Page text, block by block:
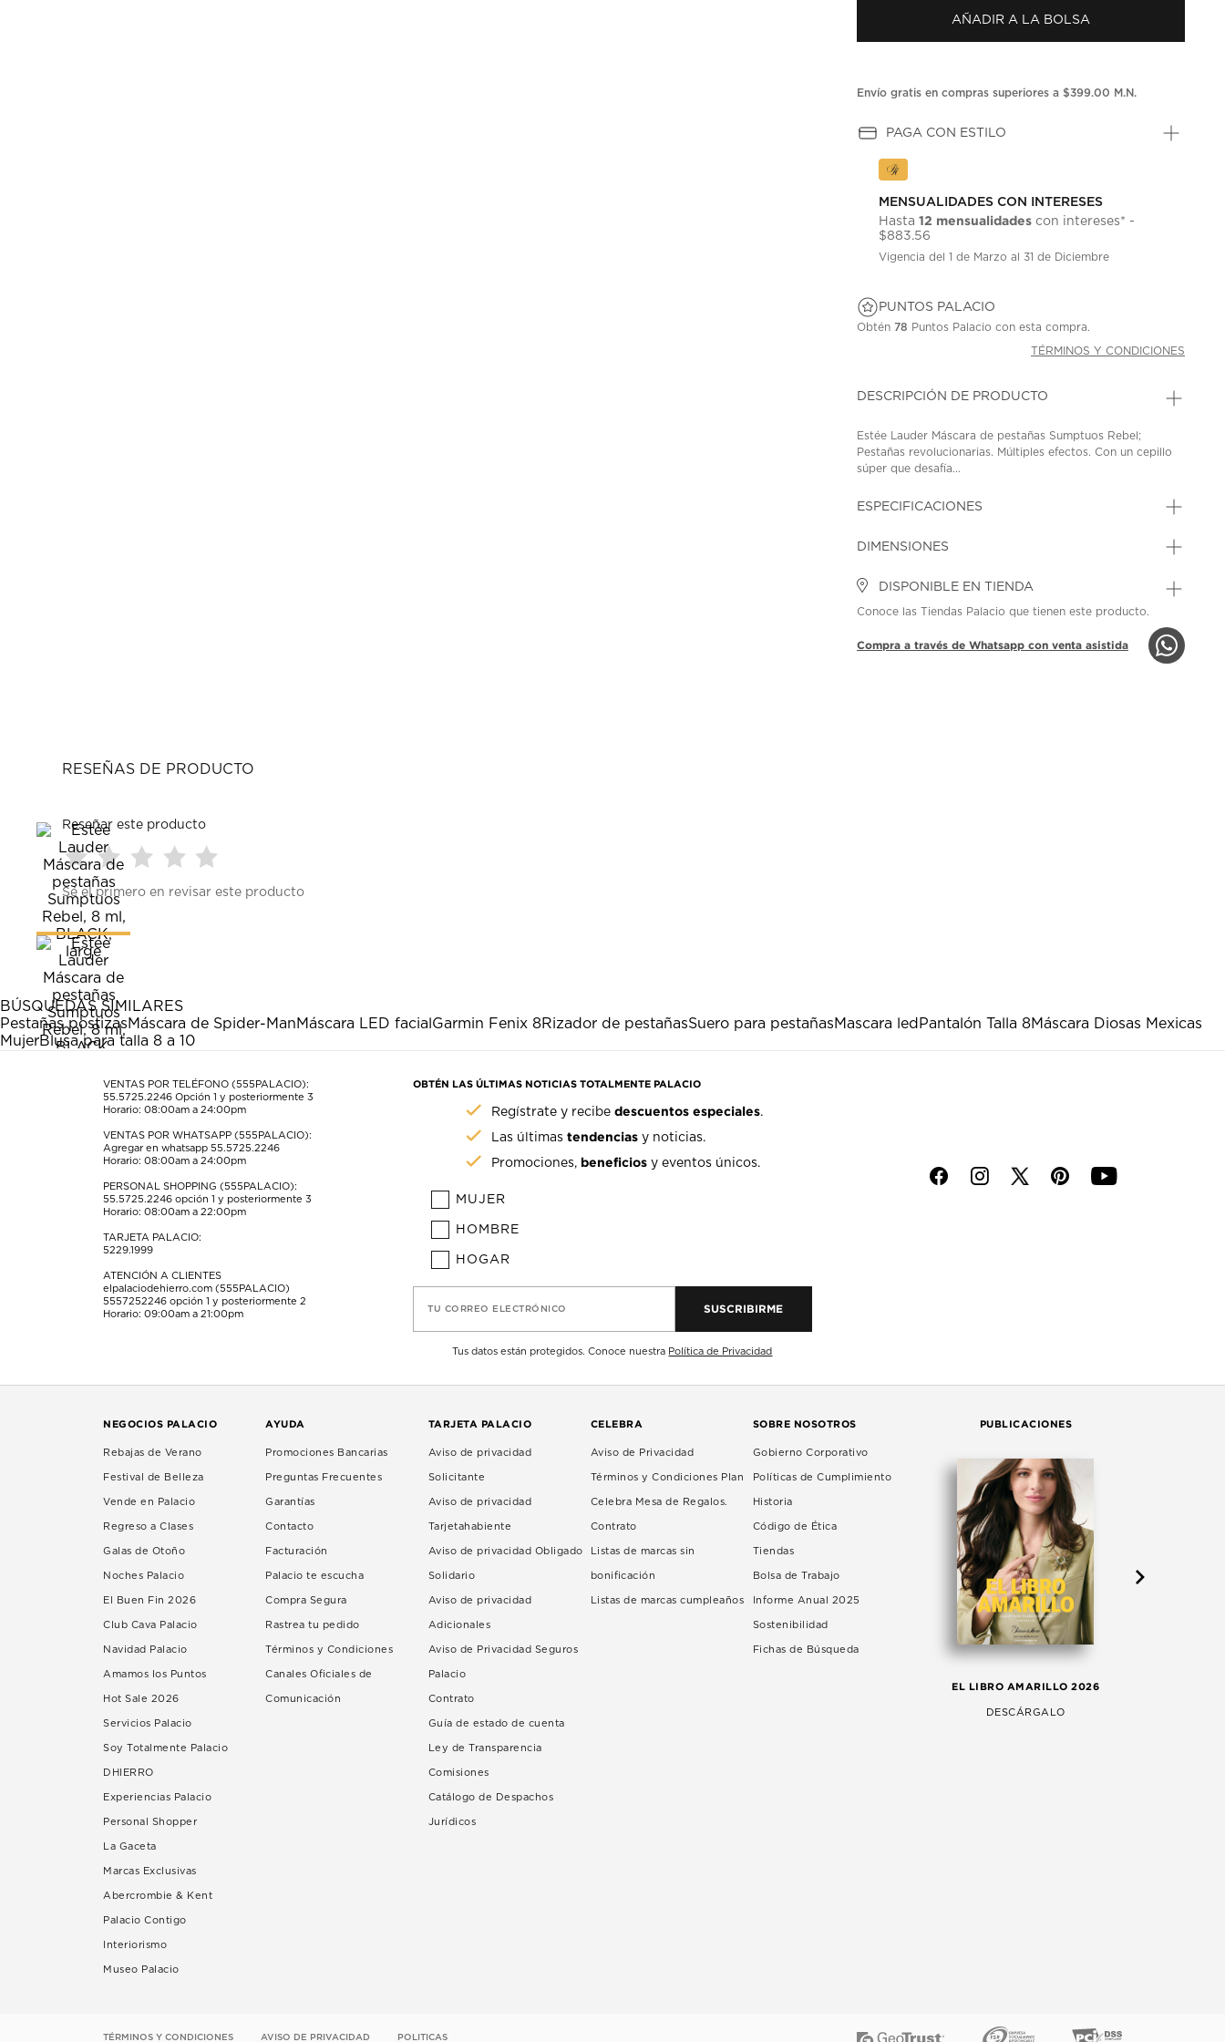
la
página.
AÑADIR A LA BOLSA
Envío gratis en compras superiores a $399.00 M.N.
PAGA CON ESTILO
MENSUALIDADES CON INTERESES
Hasta12 mensualidades con intereses* -
$883.56
Vigencia del 1 de Marzo al 31 de Diciembre
PUNTOS PALACIO
Obtén78 Puntos Palacio con esta compra.
TÉRMINOS Y CONDICIONES
DESCRIPCIÓN DE PRODUCTO
Estée Lauder Máscara de pestañas Sumptuos Rebel;
Pestañas revolucionarias. Múltiples efectos. Con un cepillo
súper que desafía...
ESPECIFICACIONES
DIMENSIONES
DISPONIBLE EN TIENDA
Conoce las Tiendas Palacio que tienen este producto.
Compra a través de Whatsapp con venta asistida
RESEÑAS DE PRODUCTO
Reseñar este producto
Seleccionar
para
calificar
el
artículo
con
1
estrella
Esta
acción
abrirá
formulario
Seleccionar
para
calificar
el
artículo
con
2
estrellas.
Esta
acción
abrirá
formulario
de
para
el
estrellas.
Esta
acción
abrirá
formulario
de
para
estrellas.
Esta
acción
abrirá
formulario
de
para
Esta
acción
formulario
de
envío.
Sé el primero en revisar este producto
BÚSQUEDAS SIMILARES
Pestañas postizasMáscara de Spider-ManMáscara LED facial Garmin Fenix 8Rizador de pestañasSuero para pestañasMascara led Pantalón Talla 8Máscara Diosas Mexicas
MujerBlusa para talla 8 a 10
VENTAS POR TELÉFONO (555PALACIO):
55.5725.2246 Opción 1 y posteriormente 3
Horario: 08:00am a 24:00pm
VENTAS POR WHATSAPP (555PALACIO):
Agregar en whatsapp 55.5725.2246
Horario: 08:00am a 24:00pm
PERSONAL SHOPPING (555PALACIO):
55.5725.2246 opción 1 y posteriormente 3
Horario: 08:00am a 22:00pm
TARJETA PALACIO:
5229.1999
ATENCIÓN A CLIENTES
elpalaciodehierro.com (555PALACIO)
5557252246 opción 1 y posteriormente 2
Horario: 09:00am a 21:00pm
OBTÉN LAS ÚLTIMAS NOTICIAS TOTALMENTE PALACIO
Regístrate y recibedescuentos especiales.
Las últimastendencias y noticias.
Promociones, beneficios y eventos únicos.
MUJER
HOMBRE
HOGAR
TU CORREO ELECTRÓNICO SUSCRIBIRME
Tus datos están protegidos. Conoce nuestra Política de Privacidad
f i p y
NEGOCIOS PALACIO
Rebajas de Verano
Festival de Belleza
Vende en Palacio
Regreso a Clases
Galas de Otoño
Noches Palacio
El Buen Fin 2026
Club Cava Palacio
Navidad Palacio
Amamos los Puntos
Hot Sale 2026
Servicios Palacio
Soy Totalmente Palacio
DHIERRO
Experiencias Palacio
Personal Shopper
La Gaceta
Marcas Exclusivas
Abercrombie & Kent
Palacio Contigo
Interiorismo
Museo Palacio
AYUDA
Promociones Bancarias
Preguntas Frecuentes
Garantías
Contacto
Facturación
Palacio te escucha
Compra Segura
Rastrea tu pedido
Términos y Condiciones
Canales Oficiales de
Comunicación
TARJETA PALACIO
Aviso de privacidad
Solicitante
Aviso de privacidad
Tarjetahabiente
Aviso de privacidad Obligado
Solidario
Aviso de privacidad
Adicionales
Aviso de Privacidad Seguros
Palacio
Contrato
Guía de estado de cuenta
Ley de Transparencia
Comisiones
Catálogo de Despachos
Jurídicos
CELEBRA
Aviso de Privacidad
Términos y Condiciones Plan
Celebra Mesa de Regalos.
Contrato
Listas de marcas sin
bonificación
Listas de marcas cumpleaños
SOBRE NOSOTROS
Gobierno Corporativo
Políticas de Cumplimiento
Historia
Código de Ética
Tiendas
Bolsa de Trabajo
Informe Anual 2025
Sostenibilidad
Fichas de Búsqueda
PUBLICACIONES
EL LIBRO AMARILLO 2026
DESCÁRGALO
TÉRMINOS Y CONDICIONES AVISO DE PRIVACIDAD POLITICAS